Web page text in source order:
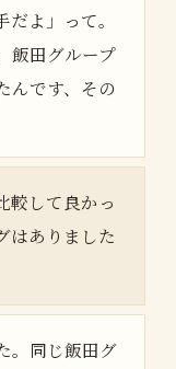
よ」って。
飯田グループ
んです、その
較して良かっ
はありました
。同じ飯田グ